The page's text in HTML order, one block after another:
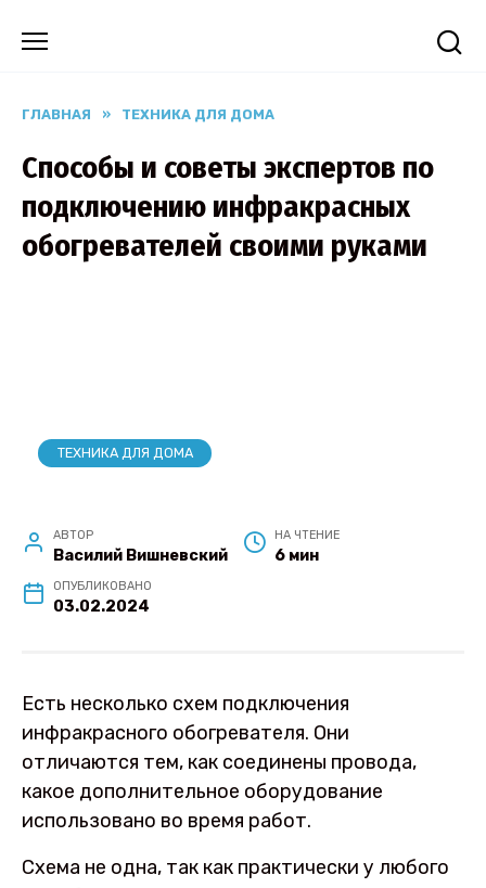
ГЛАВНАЯ » ТЕХНИКА ДЛЯ ДОМА
Способы и советы экспертов по
подключению инфракрасных
обогревателей своими руками
ТЕХНИКА ДЛЯ ДОМА
АВТОР
Василий Вишневский
НА ЧТЕНИЕ
6 мин
ОПУБЛИКОВАНО
03.02.2024
Есть несколько схем подключения
инфракрасного обогревателя. Они
отличаются тем, как соединены провода,
какое дополнительное оборудование
использовано во время работ.
Схема не одна, так как практически у любого